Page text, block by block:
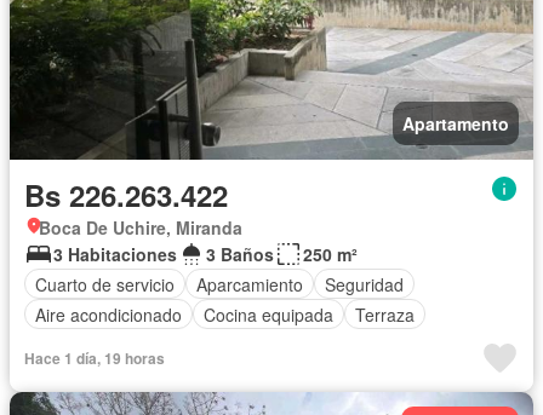
Apartamento
Bs 226.263.422
Boca De Uchire, Miranda
3 Habitaciones
3 Baños
250 m²
Cuarto de servicio
Aparcamiento
Seguridad
Aire acondicionado
Cocina equipada Terraza
Hace 1 día, 19 horas